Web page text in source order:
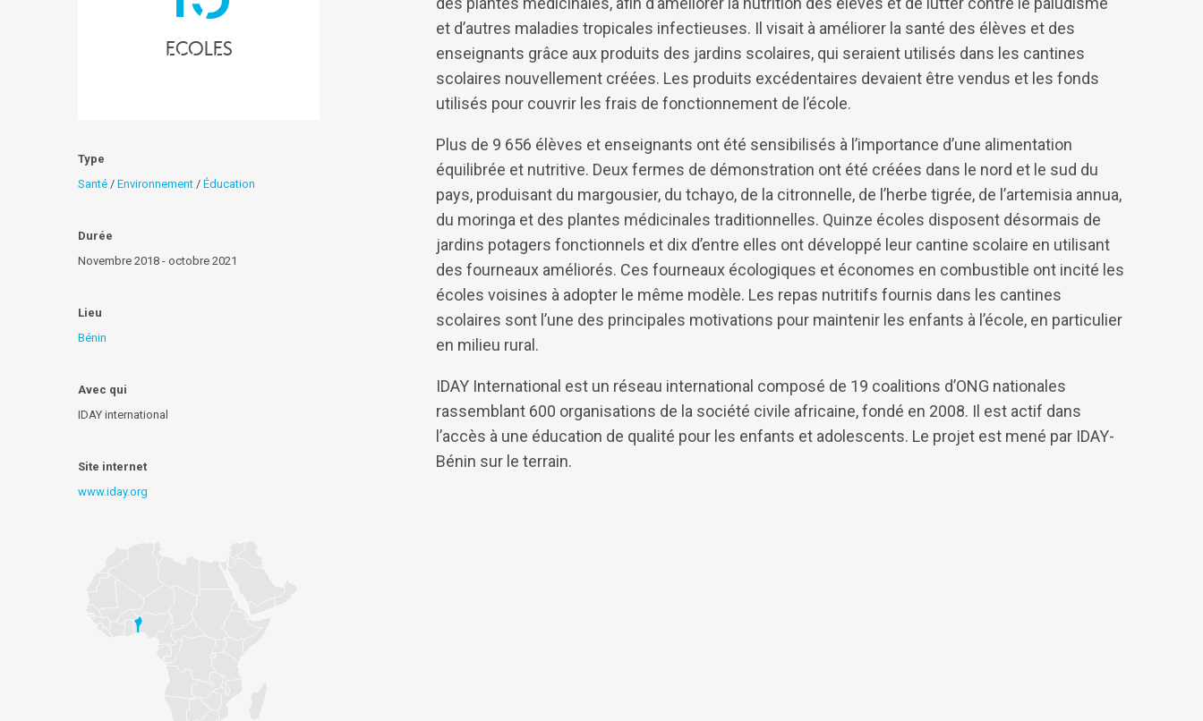
et d’autres maladies tropicales infectieuses. Il visait à améliorer la santé des élèves et des
enseignants grâce aux produits des jardins scolaires, qui seraient utilisés dans les cantines
scolaires nouvellement créées. Les produits excédentaires devaient être vendus et les fonds
utilisés pour couvrir les frais de fonctionnement de l’école.
Plus de 9 656 élèves et enseignants ont été sensibilisés à l’importance d’une alimentation
équilibrée et nutritive. Deux fermes de démonstration ont été créées dans le nord et le sud du
pays, produisant du margousier, du tchayo, de la citronnelle, de l’herbe tigrée, de l’artemisia annua,
du moringa et des plantes médicinales traditionnelles. Quinze écoles disposent désormais de
jardins potagers fonctionnels et dix d’entre elles ont développé leur cantine scolaire en utilisant
des fourneaux améliorés. Ces fourneaux écologiques et économes en combustible ont incité les
écoles voisines à adopter le même modèle. Les repas nutritifs fournis dans les cantines
scolaires sont l’une des principales motivations pour maintenir les enfants à l’école, en particulier
en milieu rural.
IDAY International est un réseau international composé de 19 coalitions d’ONG nationales
rassemblant 600 organisations de la société civile africaine, fondé en 2008. Il est actif dans
l’accès à une éducation de qualité pour les enfants et adolescents. Le projet est mené par IDAY-
Bénin sur le terrain.
Ecoles
Type
Santé / Environnement / Éducation
Durée
Novembre 2018 - octobre 2021
Lieu
Bénin
Avec qui
IDAY international
Site internet
www.iday.org